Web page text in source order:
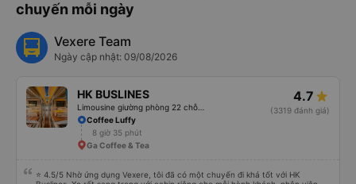
chuyến mỗi ngày
Vexere Team
Ngày cập nhật: 09/08/2026
HK BUSLINES 4.7
(3319 đánh giá)
Coffee Luffy
8 giờ 35 phút
Ga Coffee & Tea
⭐ 4.5/5 Nhờ ứng dụng Vexere, tôi đã có một chuyến đi khá tốt với HK